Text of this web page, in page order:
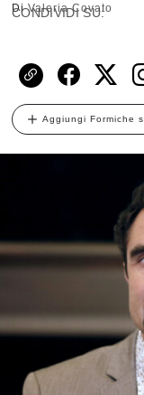
DiValeria Covato
CONDIVIDI SU:
Aggiungi Formiche